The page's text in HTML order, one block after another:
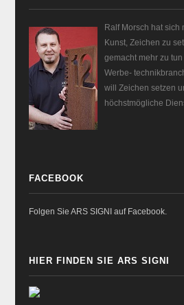
Ralf Morsch hat sich
Kunst, Zeichen zu
gemacht mehr zu
Werbe-
will Zeichen setzen
höchstmögliche
FACEBOOK
Folgen Sie ARS SIGNI auf Facebook.
HIER FINDEN SIE ARS SIGNI